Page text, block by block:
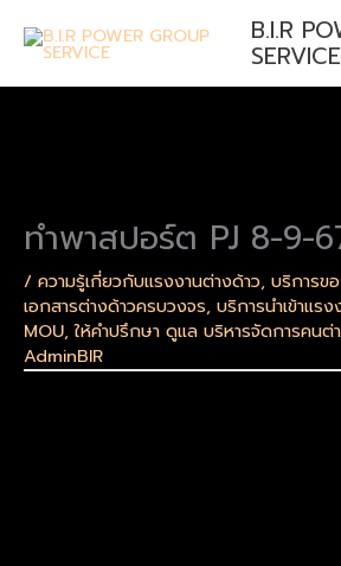
B.I.R
SERVICE
ทำพาสปอร์ต PJ 8-9-
/ ความรู้เกี่ยวกับแรงงานต่างด้าว, บริการขอ
เอกสารต่างด้าวครบวงจร, บริการนำเข้าแร
MOU,ให้คำปรึกษา ดูแล บริหารจัดการคนต่
AdminBIR